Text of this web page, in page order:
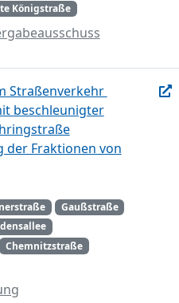
Königstraße

beschleunigter
der Fraktionen von
Gaußstraße
Chemnitzstraße